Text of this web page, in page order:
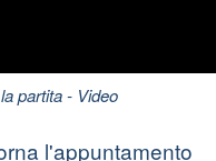
partita- Video
l'appuntamento